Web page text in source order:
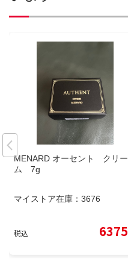
MENARD オーセント クリー
ム 7g
マイストア在庫： 3676
税込 6375